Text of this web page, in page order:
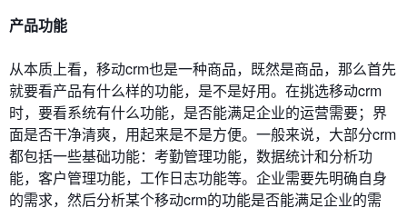
产品功能
从本质上看，移动crm也是一种商品，既然是商品，那么首先
就要看产品有什么样的功能，是不是好用。在挑选移动crm
时，要看系统有什么功能，是否能满足企业的运营需要；界
面是否干净清爽，用起来是不是方便。一般来说，大部分crm
都包括一些基础功能：考勤管理功能，数据统计和分析功
能，客户管理功能，工作日志功能等。企业需要先明确自身
的需求，然后分析某个移动crm的功能是否能满足企业的需